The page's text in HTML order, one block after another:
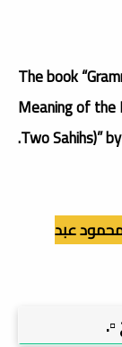
The book
Meaning of the
Two Sahihs)”
.
عبد